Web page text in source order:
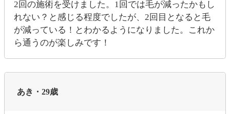
2回の施術を受けました。1回では毛が減ったかもし
れない？と感じる程度でしたが、2回目となると毛
が減っている！とわかるようになりました。これか
ら通うのが楽しみです！
あき・29歳